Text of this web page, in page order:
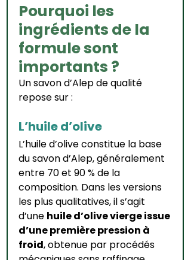
Pourquoi les
ingrédients de la
formule sont
importants ?
Un savon d’Alep de qualité
repose sur :
L’huile d’olive
L’huile d’olive constitue la base
du savon d’Alep, généralement
entre 70 et 90 % de la
composition. Dans les versions
les plus qualitatives, il s’agit
d’une huile d’olive vierge issue
d’une première pression à
froid, obtenue par procédés